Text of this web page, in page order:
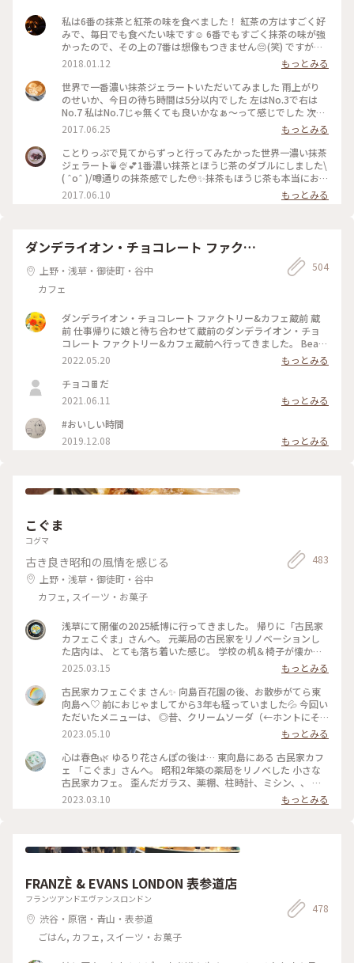
私は6番の抹茶と紅茶の味を食べました！ 紅茶の方はすごく好
みで、毎日でも食べたい味です☺️ 6番でもすごく抹茶の味が強
かったので、その上の7番は想像もつきません😔(笑) ですが、
抹茶好きな人にはとってもオススメです👌🏻浅草観光がてらお店
に立ち寄られてはどうでしょう👧🏻💗 #和スイーツ #ジェラー
ト #寿々喜園 #ななや
2018.01.12
もっとみる
世界で一番濃い抹茶ジェラートいただいてみました 雨上がり
のせいか、今日の待ち時間は5分以内でした 左はNo.3で右は
No.7 私はNo.7じゃ無くても良いかなぁ〜って感じでした 次回
はNo.4かNo.5を試してみたいなぁ〜
2017.06.25
もっとみる
ことりっぷで見てからずっと行ってみたかった世界一濃い抹茶
ジェラート🍵🍨💕1番濃い抹茶とほうじ茶のダブルにしました\
( ˆoˆ )/噂通りの抹茶感でした😳✨抹茶もほうじ茶も本当にお茶
そのもののジェラートで美味しかったです😌💓土曜のお昼過ぎ
で、行列ができていました💦でも行く価値ありです♪ #壽々喜
2017.06.10 もっとみる
ダンデライオン・チョコレート ファクト
リー&カフェ蔵前
上野・浅草・御徒町・谷中
カフェ
504
ダンデライオン・チョコレート ファクトリー&カフェ蔵前 蔵
前 仕事帰りに娘と待ち合わせて蔵前のダンデライオン・チョ
コレート ファクトリー&カフェ蔵前へ行ってきました。 Bean
to Bar（ビーントゥバー）とは、カカオ豆からチョコレートバ
ーになるまで一貫して製造を行うことだそうで（いまさら知り
ました💦）、レジ脇の硝子張りのお部屋にはカカオ豆がたくさ
んあり、右側には完成したチョコバーが綺麗に並んでいまし
た。 今日は、蔵前店限定のほうじ茶で香りづけしたホットチ
ョコレートと一番人気のスモアをたべました。 （スモア→グ
ラハムクラッカーの上にチョコレートガナッシュとマシュマロ
が乗っていて、注文を受けてから表面を焼き上げてくれます）
て、東京にはいまはここだけになってしまったのですね。 土日
前 #カフェ #まだまだ #行きたいカフェが #いっぱい
2022.05.20
もっとみる
チョコ🍫だ
2021.06.11
もっとみる
#おいしい時間
2019.12.08
もっとみる
こぐま
コグマ
古き良き昭和の風情を感じる
上野・浅草・御徒町・谷中
カフェ, スイーツ・お菓子
483
浅草にて開催の2025紙博に行ってきました。 帰りに「古民家
カフェこぐま」さんへ。 元薬局の古民家をリノベーションし
た店内は、 とても落ち着いた感じ。 学校の机＆椅子が懐かし
いかった！ 食事とスイーツで悩みましたが、 今回はランチ兼
ディナーとして焼きオムライス。 卵の下にチーズが入ってい
て、美味しかったです。 次はスイーツをいただきたいな〜 #曳
舟 #東向島 #古民家カフェ #スカイツリー
2025.03.15
もっとみる
古民家カフェこぐま さん✨ 向島百花園の後、お散歩がてら東
向島へ♡ 前におじゃましてから3年も経っていました💦 今回い
ただいたメニューは、 ◎昔、クリームソーダ（←ホントにそ
ういう名前） ◎焼きカレー ここに来ると頼みたくなるクリー
ムソーダ（笑） （前回も投稿していた😂） そしてお初の焼き
カレー旨しです！🍛 * 相変わらずレトロ感溢れ、ダウンライト
が落ち着きます。 ポイントカードをもらったので、 また訪問
したいと思います🧸💕 #こぐま #古民家カフェ #レトロ #もと
薬局 #ランチ #スイーツ食べてないよ #私のことりっぷ旅 #レ
トロな街 #ひとりカフェ部
2023.05.10
もっとみる
心は春色🌿 ゆるり花さんぽの後は… 東向島にある 古民家カフ
ェ 「こぐま」さんへ。 昭和2年築の薬局をリノベした 小さな
古民家カフェ。 歪んだガラス、薬棚、柱時計、ミシン、、 古
いものと、学校の机と椅子などなど… なんともノスタルジック
な店内で あんみつ玉と ジャスミン茶、 ショコラと珈琲のタル
た。 #心は春色#東向島#こぐま#古民家カフェ#東京カフェ#ゆ
2023.03.10 もっとみる
FRANZÈ & EVANS LONDON 表参道店
フランツアンドエヴァンスロンドン
渋谷・原宿・青山・表参道
ごはん, カフェ, スイーツ・お菓子
478